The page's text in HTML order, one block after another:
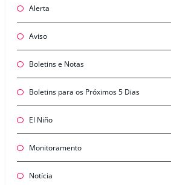
Alerta
Aviso
Boletins e Notas
Boletins para os Próximos 5 Dias
El Niño
Monitoramento
Notícia